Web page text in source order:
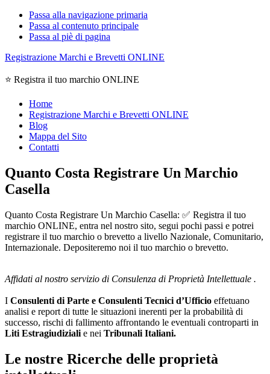
Passa alla navigazione primaria
Passa al contenuto principale
Passa al piè di pagina
Registrazione Marchi e Brevetti ONLINE
⭐ Registra il tuo marchio ONLINE
Home
Registrazione Marchi e Brevetti ONLINE
Blog
Mappa del Sito
Contatti
Quanto Costa Registrare Un Marchio
Casella
Quanto Costa Registrare Un Marchio Casella: ✅ Registra il tuo
marchio ONLINE, entra nel nostro sito, segui pochi passi e potrei
registrare il tuo marchio o brevetto a livello Nazionale, Comunitario,
Internazionale. Depositeremo noi il tuo marchio o brevetto.
Affidati al nostro servizio di Consulenza di Proprietà Intellettuale .
I Consulenti di Parte e Consulenti Tecnici d’Ufficio effetuano
analisi e report di tutte le situazioni inerenti per la probabilità di
successo, rischi di fallimento affrontando le eventuali controparti in
Liti Estragiudiziali e nei Tribunali Italiani.
Le nostre Ricerche delle proprietà